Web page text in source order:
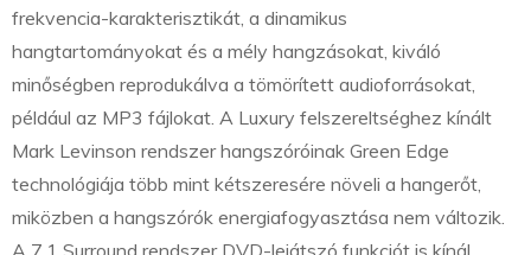
frekvencia-karakterisztikát, a dinamikus
hangtartományokat és a mély hangzásokat, kiváló
minőségben reprodukálva a tömörített audioforrásokat,
például az MP3 fájlokat. A Luxury felszereltséghez kínált
Mark Levinson rendszer hangszóróinak Green Edge
technológiája több mint kétszeresére növeli a hangerőt,
miközben a hangszórók energiafogyasztása nem változik.